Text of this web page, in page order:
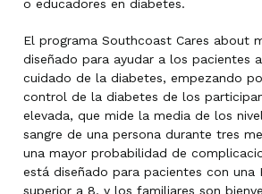
o educadores en diabetes.
El programa Southcoast Cares about
diseñado para ayudar a los pacientes
cuidado de la diabetes, empezando
control de la diabetes de los
elevada, que mide la media de los
sangre de una persona durante tres
una mayor probabilidad de
está diseñado para pacientes con una
superior a 8, y los familiares son